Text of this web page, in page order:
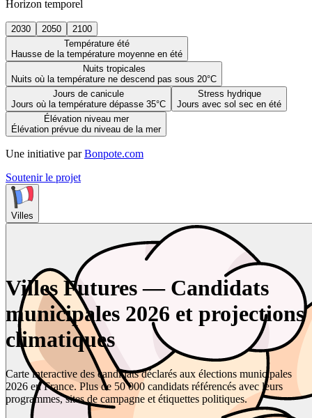
Horizon temporel
2030 2050
2100
Température été
Hausse de la température moyenne en été
Nuits tropicales
Nuits où la température ne descend pas sous 20°C
Jours de canicule
Jours où la température dépasse 35°C
Stress hydrique
Jours avec sol sec en été
Élévation niveau mer
Élévation prévue du niveau de la mer
Une initiative par Bonpote.com
Soutenir le projet
Villes
Villes Futures — Candidats
municipales 2026 et projections
climatiques
Carte interactive des candidats déclarés aux élections municipales
2026 en France. Plus de 50 000 candidats référencés avec leurs
programmes, sites de campagne et étiquettes politiques.